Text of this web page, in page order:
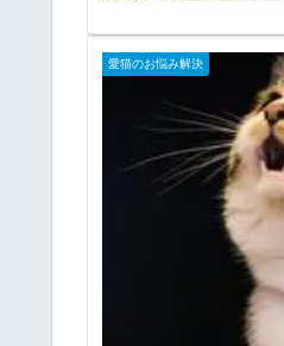
愛猫のお悩み解決